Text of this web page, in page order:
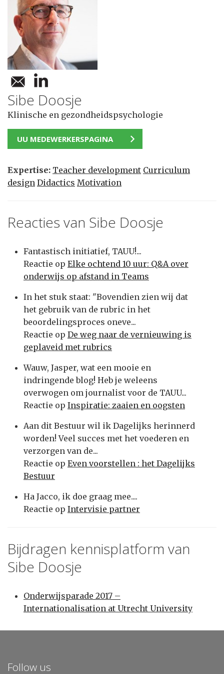
Sibe Doosje
Klinische en gezondheidspsychologie
UU MEDEWERKERSPAGINA
Expertise: Teacher development Curriculum
design Didactics Motivation
Reacties van Sibe Doosje
Fantastisch initiatief, TAUU!...
Reactie op Elke ochtend 10 uur: Q&A over
onderwijs op afstand in Teams
In het stuk staat: "Bovendien zien wij dat
het gebruik van de rubric in het
beoordelingsproces oneve...
Reactie op De weg naar de vernieuwing is
geplaveid met rubrics
Wauw, Jasper, wat een mooie en
indringende blog! Heb je weleens
overwogen om journalist voor de TAUU...
Reactie op Inspiratie: zaaien en oogsten
Aan dit Bestuur wil ik Dagelijks herinnerd
worden! Veel succes met het voederen en
verzorgen van de...
Reactie op Even voorstellen : het Dagelijks
Bestuur
Ha Jacco, ik doe graag mee....
Reactie op Intervisie partner
Bijdragen kennisplatform van
Sibe Doosje
Onderwijsparade 2017 –
Internationalisation at Utrecht University
Follow us